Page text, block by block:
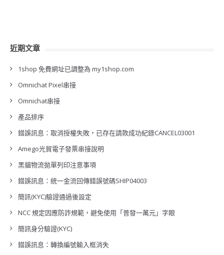
近期文章
1shop 免費網址已調整為 my1shop.com
Omnichat Pixel串接
Omnichat串接
產品排序
錯誤訊息：取消授權失敗，已存在請款成功紀錄CANCEL03001
Amego光貿電子發票串接說明
黑貓物流拋單列印注意事項
錯誤訊息：統一金流回傳錯誤號碼SHIP04003
簡訊(KYC)驗證通過後設定
NCC 規定因應防詐規範，避免使用「普發一萬元」字眼
簡訊身分驗證(KYC)
錯誤訊息：轉換編號輸入框消失